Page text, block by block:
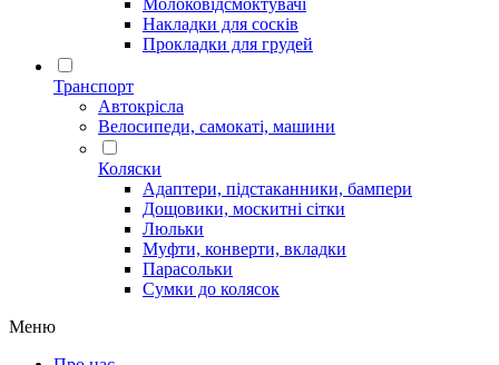
Молоковідсмоктувачі
Накладки для сосків
Прокладки для грудей
Транспорт
Автокрісла
Велосипеди, самокаті, машини
Коляски
Адаптери, підстаканники, бампери
Дощовики, москитні сітки
Люльки
Муфти, конверти, вкладки
Парасольки
Сумки до колясок
Меню